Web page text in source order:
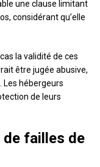
une clause limitant
considérant qu’elle
la validité de ces
être jugée abusive,
hébergeurs
de leurs
de failles de